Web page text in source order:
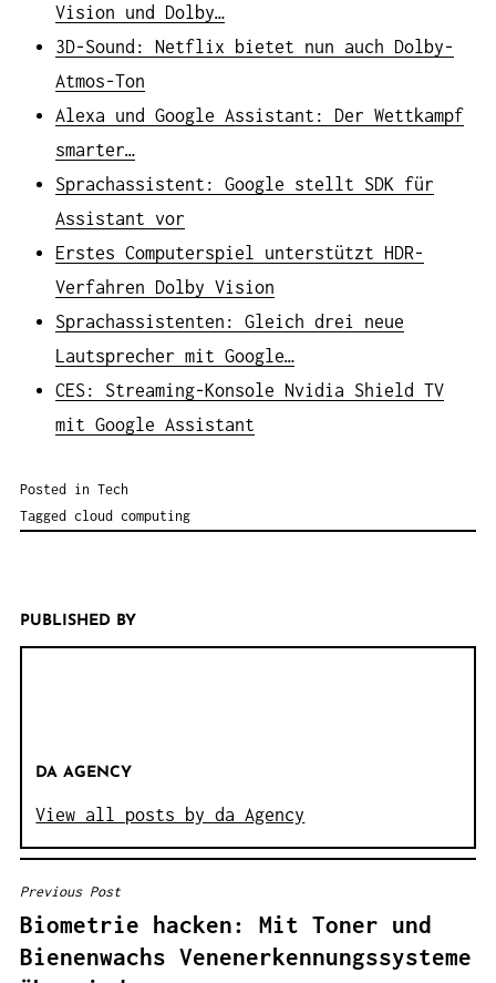
Vision und Dolby…
3D-Sound: Netflix bietet nun auch Dolby-
Atmos-Ton
Alexa und Google Assistant: Der Wettkampf
smarter…
Sprachassistent: Google stellt SDK für
Assistant vor
Erstes Computerspiel unterstützt HDR-
Verfahren Dolby Vision
Sprachassistenten: Gleich drei neue
Lautsprecher mit Google…
CES: Streaming-Konsole Nvidia Shield TV
mit Google Assistant
Posted in Tech
Tagged cloud computing
PUBLISHED BY
DA AGENCY
View all posts by da Agency
B
E
I
Previous Post
Biometrie hacken: Mit Toner und
Bienenwachs Venenerkennungssysteme